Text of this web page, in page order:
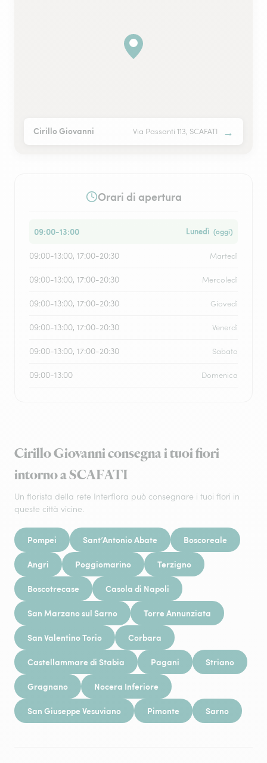
Cirillo Giovanni Via Passanti 113, SCAFATI →
Orari di apertura
09:00-13:00 Lunedì (oggi)
09:00-13:00, 17:00-20:30 Martedì
09:00-13:00, 17:00-20:30 Mercoledì
09:00-13:00, 17:00-20:30 Giovedì
09:00-13:00, 17:00-20:30 Venerdì
09:00-13:00, 17:00-20:30 Sabato
09:00-13:00 Domenica
Cirillo Giovanni consegna i tuoi fiori
intorno a SCAFATI
Un fiorista della rete Interflora può consegnare i tuoi fiori in
queste città vicine.
Pompei Sant’Antonio Abate Boscoreale
Angri Poggiomarino Terzigno
Boscotrecase Casola di Napoli
San Marzano sul Sarno Torre Annunziata
San Valentino Torio Corbara
Castellammare di Stabia Pagani Striano
Gragnano Nocera Inferiore
San Giuseppe Vesuviano Pimonte Sarno